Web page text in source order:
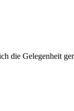
Gelegenheit